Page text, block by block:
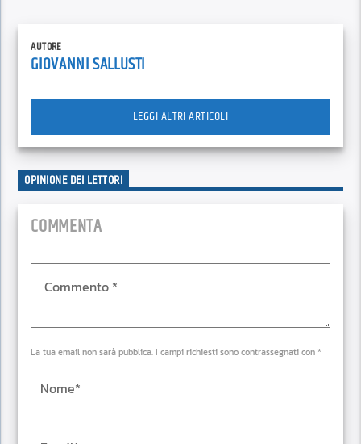
AUTORE
GIOVANNI SALLUSTI
LEGGI ALTRI ARTICOLI
OPINIONE DEI LETTORI
COMMENTA
La tua email non sarà pubblica. I campi richiesti sono contrassegnati con *